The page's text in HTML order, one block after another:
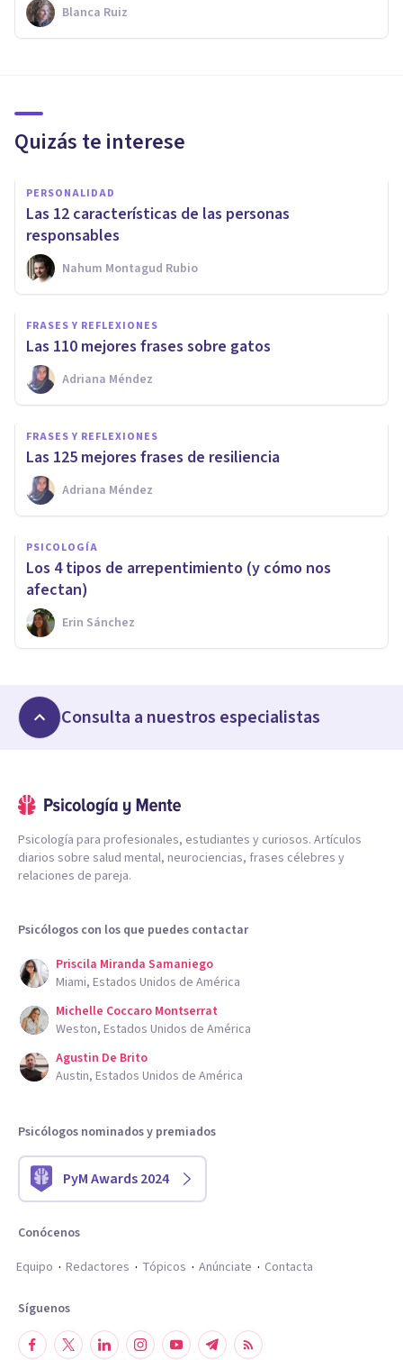
Blanca Ruiz
Quizás te interese
PERSONALIDAD
Las 12 características de las personas
responsables
Nahum Montagud Rubio
FRASES Y REFLEXIONES
Las 110 mejores frases sobre gatos
Adriana Méndez
FRASES Y REFLEXIONES
Las 125 mejores frases de resiliencia
Adriana Méndez
PSICOLOGÍA
Los 4 tipos de arrepentimiento (y cómo nos
afectan)
Erin Sánchez
Consulta a nuestros especialistas
Psicología para profesionales, estudiantes y curiosos. Artículos
diarios sobre salud mental, neurociencias, frases célebres y
relaciones de pareja.
Psicólogos con los que puedes contactar
Priscila Miranda Samaniego
Miami, Estados Unidos de América
Michelle Coccaro Montserrat
Weston, Estados Unidos de América
Agustin De Brito
Austin, Estados Unidos de América
Psicólogos nominados y premiados
PyM Awards 2024
Conócenos
Equipo
Redactores Tópicos Anúnciate Contacta
Síguenos